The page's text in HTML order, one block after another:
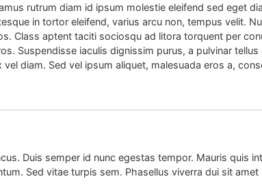
rutrum diam id ipsum molestie eleifend sed eget
in tortor eleifend, varius arcu non, tempus velit.
Class aptent taciti sociosqu ad litora torquent per
Suspendisse iaculis dignissim purus, a pulvinar
diam. Sed vel ipsum aliquet, malesuada eros a,
Duis semper id nunc egestas tempor. Mauris quis
Sed vitae turpis sem. Phasellus viverra dui sit